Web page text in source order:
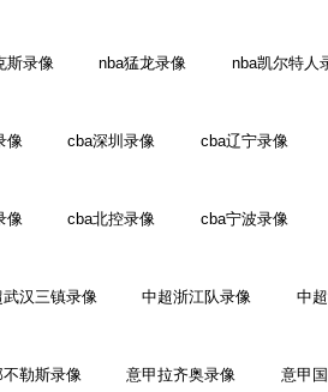
斯录像 nba猛龙录像 nba凯尔特人
像 cba深圳录像 cba辽宁录像
像 cba北控录像 cba宁波录像
武汉三镇录像 中超浙江队录像 中
勒斯录像 意甲拉齐奥录像 意甲